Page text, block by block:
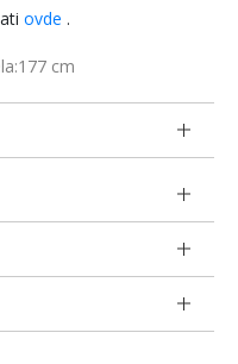
ovde .
cm